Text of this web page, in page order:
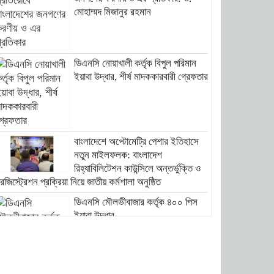
মোহাম্মদ মিজানুর রহমান
ডিএনসি নোয়াখালী কর্তৃক বিপুল পরিমান
ইয়াবা উদ্ধার, শীর্ষ মাদককারবারী গ্রেফতার
বাংলাদেশে অপ্টোমেট্রি পেশার ইতিহাসে
নতুন মাইলফলক: বাংলাদেশ
রিহ্যাবিলিটেশন কাউন্সিলে অন্তর্ভুক্তি ও
প্রক্রিয়া নিয়ে জাতীয় কর্মশালা অনুষ্ঠিত
ডিএনসি মৌলভীবাজার কর্তৃক ৪০০ পিস
ইয়াবা উদ্ধার